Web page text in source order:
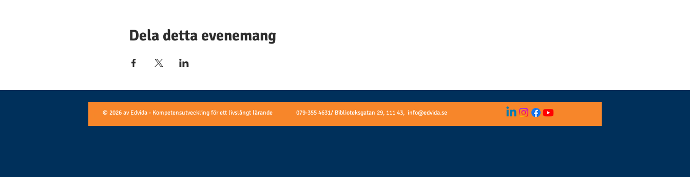
Dela detta evenemang
© 2026 av Edvida - Kompetensutveckling för ett livslångt lärande 079-355 4631/ Biblioteksgatan 29, 111 43, info@edvida.se